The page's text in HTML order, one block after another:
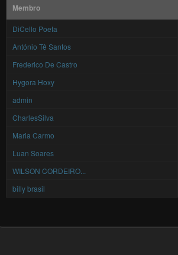
Membro
DiCello Poeta
António Tê Santos
Frederico De Castro
Hygora Hoxy
admin
CharlesSilva
Maria Carmo
Luan Soares
WILSON CORDEIRO...
billy brasil